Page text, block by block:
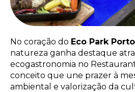
No coração do Eco Park
natureza ganha destaque
ecogastronomia no
conceito que une prazer à
ambiental e valorização da